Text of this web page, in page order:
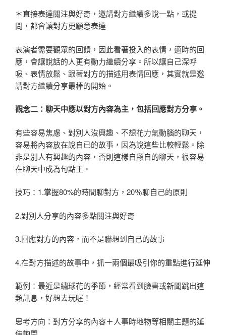
＊直接表達關注與好奇，邀請對方繼續多說一點，或提
問，都會讓對方更願意表達
表演者需要觀眾的回饋，因此看著投入的表情，適時的回
應，會讓說話的人更有動力繼續分享。所以讓自己深呼
吸、表情放鬆、跟著對方的描述用表情回應，其實就是邀
請對方繼續分享最棒的開始。
觀念二：聊天中應以對方內容為主，包括回應對方分享。
有些容易焦慮、對別人沒興趣、不想花力氣動腦的聊天，
容易將內容放在說自已的故事，因為說這些比較輕鬆。除
非是別人有興趣的內容，否則這樣自顧自的聊天，很容易
在聊天中成為句點王。
技巧：1.掌握80%的時間聊對方，20％聊自己的原則
2.對別人分享的內容多點關注與好奇
3.回應對方的內容，而不是聯想到自己的故事
4.在對方描述的故事中，抓一兩個最吸引你的重點進行延伸
範例：最近是繡球花的季節，經常看到臉書或新聞跳出這
類訊息，好想去玩喔！
思考方向：對方分享的內容＋人事時地物等相關主題的延